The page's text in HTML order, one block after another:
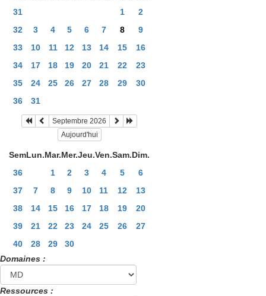
31
1
2
32
3 4 5 6 7 8
9
33
10 11 12 13 14 15
16
34
17 18 19 20 21 22
23
35
24 25 26 27 28 29
30
36
31
Septembre 2026
Aujourd'hui
SemLun.Mar.Mer.Jeu.Ven.Sam.Dim.
36
1 2 3 4 5
6
37
7 8 9 10 11 12
13
38
14 15 16 17 18 19
20
39
21 22 23 24 25 26
27
40
28 29
30
Domaines :
Ressources :